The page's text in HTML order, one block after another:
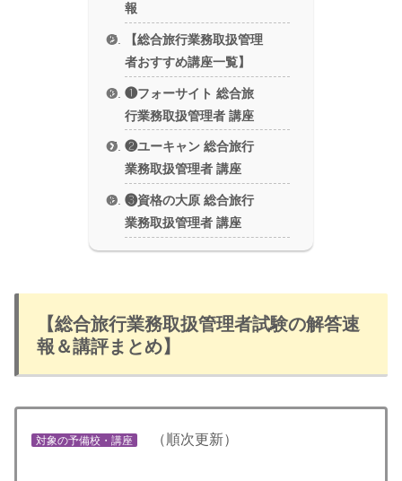
報
【総合旅行業務取扱管理
者おすすめ講座一覧】
❶フォーサイト 総合旅
行業務取扱管理者 講座
❷ユーキャン 総合旅行
業務取扱管理者 講座
❸資格の大原 総合旅行
業務取扱管理者 講座
【総合旅行業務取扱管理者試験の解答速
報＆講評まとめ】
対象の予備校・講座 （順次更新）